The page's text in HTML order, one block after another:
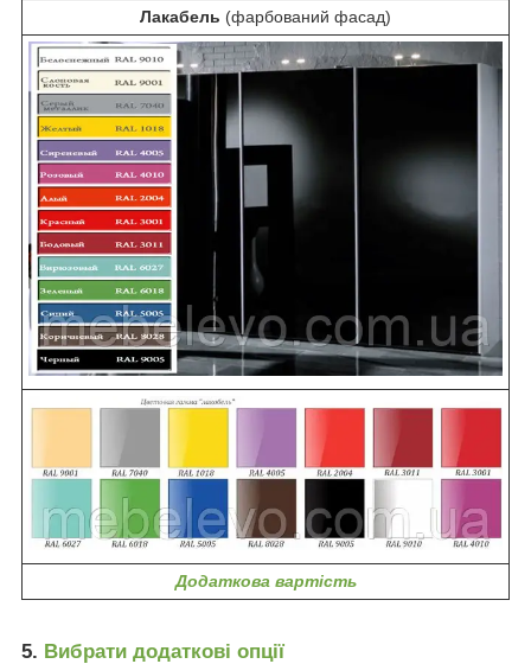
Лакабель (фарбований фасад)
Додаткова вартість
5. Вибрати додаткові опції